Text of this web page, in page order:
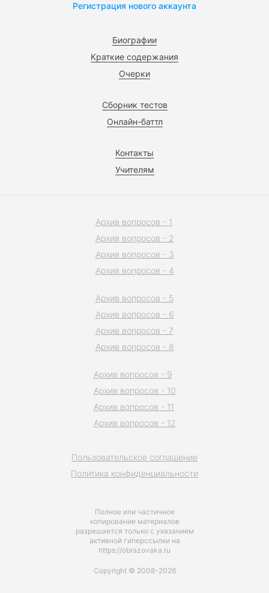
Биографии
Краткие содержания
Очерки
Сборник тестов
Онлайн-баттл
Контакты
Учителям
Регистрация нового аккаунта
Полное или частичное
копирование материалов
разрешается только с указанием
активной гиперссылки на
https://obrazovaka.ru
Пользовательское соглашение
Политика конфиденциальности
Архив вопросов - 1
Архив вопросов - 2
Архив вопросов - 3
Архив вопросов - 4
Архив вопросов - 5
Архив вопросов - 6
Архив вопросов - 7
Архив вопросов - 8
Архив вопросов - 9
Архив вопросов - 10
Архив вопросов - 11
Архив вопросов - 12
Copyright © 2008-2026